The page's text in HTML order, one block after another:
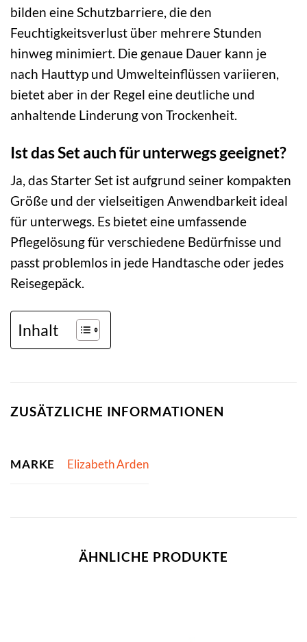
bilden eine Schutzbarriere, die den
Feuchtigkeitsverlust über mehrere Stunden
hinweg minimiert. Die genaue Dauer kann je
nach Hauttyp und Umwelteinflüssen variieren,
bietet aber in der Regel eine deutliche und
anhaltende Linderung von Trockenheit.
Ist das Set auch für unterwegs geeignet?
Ja, das Starter Set ist aufgrund seiner kompakten
Größe und der vielseitigen Anwendbarkeit ideal
für unterwegs. Es bietet eine umfassende
Pflegelösung für verschiedene Bedürfnisse und
passt problemlos in jede Handtasche oder jedes
Reisegepäck.
Inhalt
ZUSÄTZLICHE INFORMATIONEN
MARKE Elizabeth Arden
ÄHNLICHE PRODUKTE